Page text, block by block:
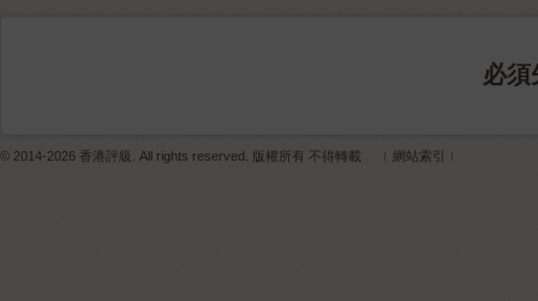
必
© 2014-2026 香港評級. All rights reserved. 版權所有 不得轉載 ﹝網站索引﹞